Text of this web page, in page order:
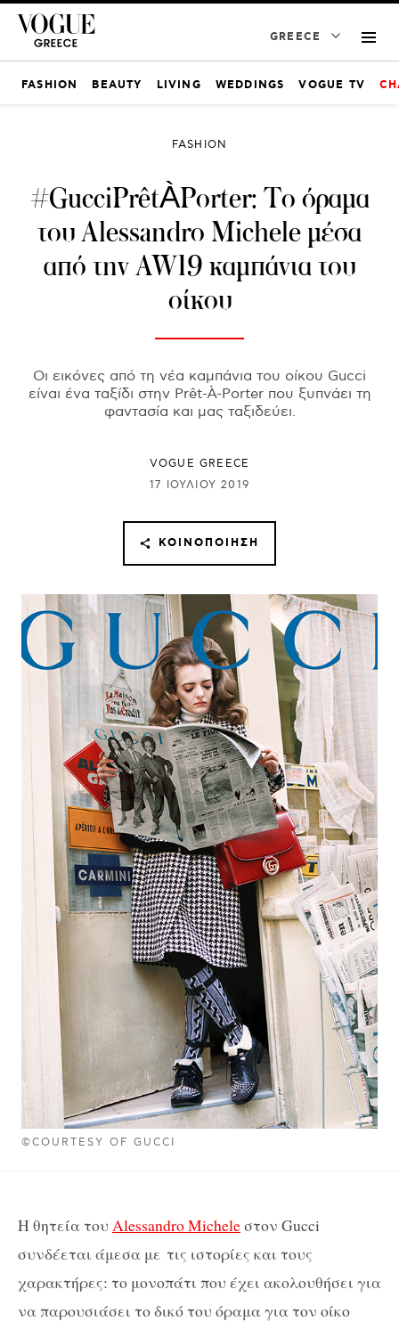
GREECE
FASHION BEAUTY LIVING WEDDINGS VOGUE TV
©COURTESY OF GUCCI
FASHION
#GucciPrêtÀPorter: Το όραμα
του Alessandro Michele μέσα
από την AW19 καμπάνια του
οίκου
Οι εικόνες από τη νέα καμπάνια του οίκου Gucci
είναι ένα ταξίδι στην Prêt-À-Porter που ξυπνάει τη
φαντασία και μας ταξιδεύει.
VOGUE GREECE
17 ΙΟΥΛΊΟΥ 2019
ΚΟΙΝΟΠΟΊΗΣΗ
Η θητεία του Alessandro Micheleστον Gucci
συνδέεται άμεσα με τις ιστορίες και τους
χαρακτήρες: το μονοπάτι που έχει ακολουθήσει για
να παρουσιάσει το δικό του όραμα για τον οίκο